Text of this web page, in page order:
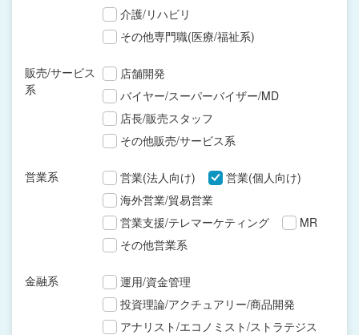
介護/リハビリ
その他専門職(医療/福祉系)
販売/サービス
系
店舗開発
バイヤー/スーパーバイザー/MD
店長/販売スタッフ
その他販売/サービス系
営業系 営業(法人向け)
営業(個人向け)
海外営業/貿易営業
営業支援/テレマーケティング
MR
その他営業系
金融系
運用/資金管理
投資理論/アクチュアリー/商品開発
アナリスト/エコノミスト/ストラテジス